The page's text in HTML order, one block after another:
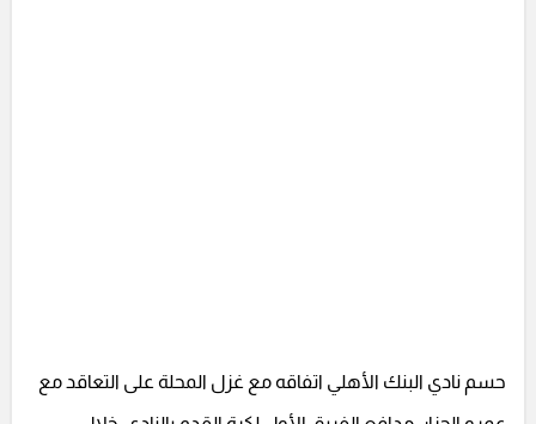
حسم نادي البنك الأهلي اتفاقه مع غزل المحلة على التعاقد مع